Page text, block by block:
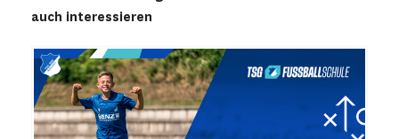
auch interessieren